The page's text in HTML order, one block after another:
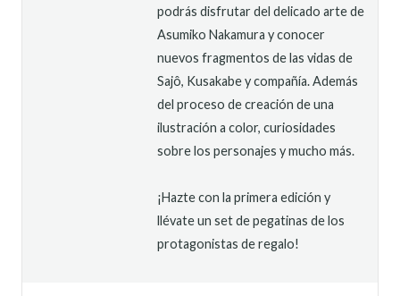
podrás disfrutar del delicado arte de
Asumiko Nakamura y conocer
nuevos fragmentos de las vidas de
Sajô, Kusakabe y compañía. Además
del proceso de creación de una
ilustración a color, curiosidades
sobre los personajes y mucho más.
¡Hazte con la primera edición y
llévate un set de pegatinas de los
protagonistas de regalo!